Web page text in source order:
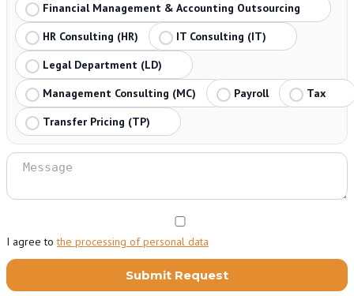
Financial Management & Accounting Outsourcing
HR Consulting (HR)
IT Consulting (IT)
Legal Department (LD)
Management Consulting (MC)
Payroll
Tax
Transfer Pricing (TP)
I agree tothe processing of personal data